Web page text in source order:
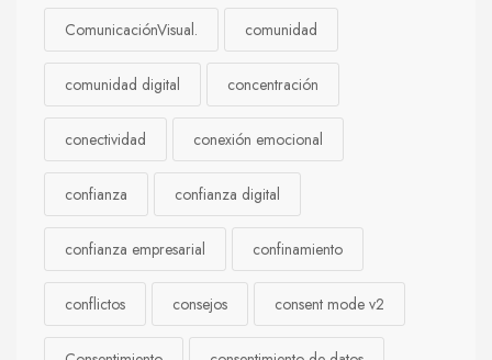
ComunicaciónVisual. comunidad
comunidad digital concentración
conectividad conexión emocional
confianza confianza digital
confianza empresarial confinamiento
conflictos consejos consent mode v2